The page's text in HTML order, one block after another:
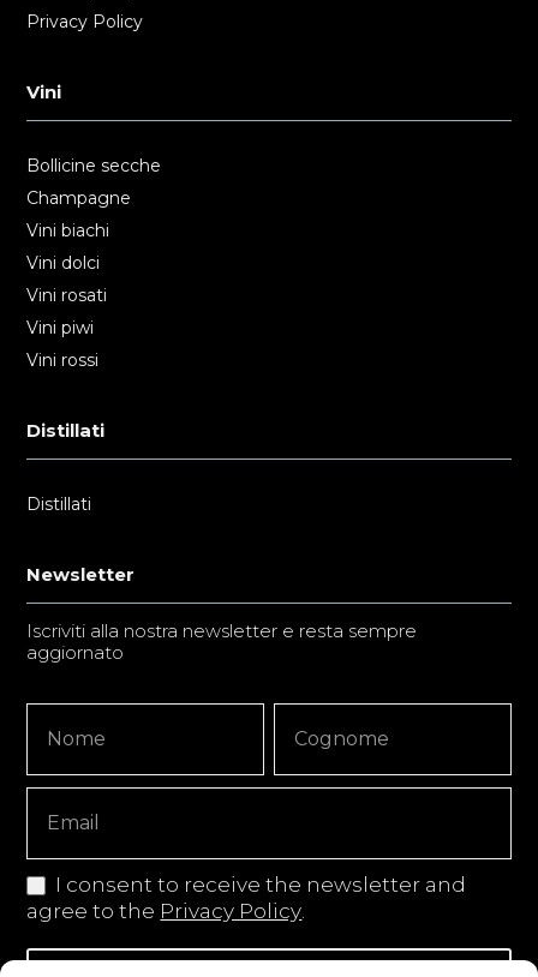
Privacy Policy
Vini
Bollicine secche
Champagne
Vini biachi
Vini dolci
Vini rosati
Vini piwi
Vini rossi
Distillati
Distillati
Newsletter
Iscriviti alla nostra newsletter e resta sempre
aggiornato
Signup
Copy
I consent to receive the newsletter and
agree to the Privacy Policy